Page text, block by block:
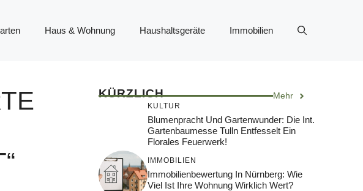
Haus & Wohnung Haushaltsgeräte Immobilien
V
KÜRZLICH Mehr
KULTUR
Blumenpracht Und Gartenwunder: Die Int.
Gartenbaumesse Tulln Entfesselt Ein
Florales Feuerwerk!
IMMOBILIEN
Immobilienbewertung In Nürnberg: Wie
Viel Ist Ihre Wohnung Wirklich Wert?